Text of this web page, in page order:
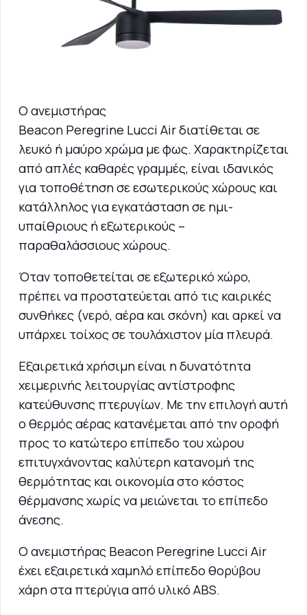
Ο ανεμιστήρας
Beacon Peregrine Lucci Air διατίθεται σε
λευκό ή μαύρο χρώμα με φως. Χαρακτηρίζεται
από απλές καθαρές γραμμές, είναι ιδανικός
για τοποθέτηση σε εσωτερικούς χώρους και
κατάλληλος για εγκατάσταση σε ημι-
υπαίθριους ή εξωτερικούς –
παραθαλάσσιους χώρους.
Όταν τοποθετείται σε εξωτερικό χώρο,
πρέπει να προστατεύεται από τις καιρικές
συνθήκες (νερό, αέρα και σκόνη) και αρκεί να
υπάρχει τοίχος σε τουλάχιστον μία πλευρά.
Εξαιρετικά χρήσιμη είναι η δυνατότητα
χειμερινής λειτουργίας αντίστροφης
κατεύθυνσης πτερυγίων. Με την επιλογή αυτή
ο θερμός αέρας κατανέμεται από την οροφή
προς το κατώτερο επίπεδο του χώρου
επιτυγχάνοντας καλύτερη κατανομή της
θερμότητας και οικονομία στο κόστος
θέρμανσης χωρίς να μειώνεται το επίπεδο
άνεσης.
Ο ανεμιστήρας Beacon Peregrine Lucci Air
έχει εξαιρετικά χαμηλό επίπεδο θορύβου
χάρη στα πτερύγια από υλικό ABS.